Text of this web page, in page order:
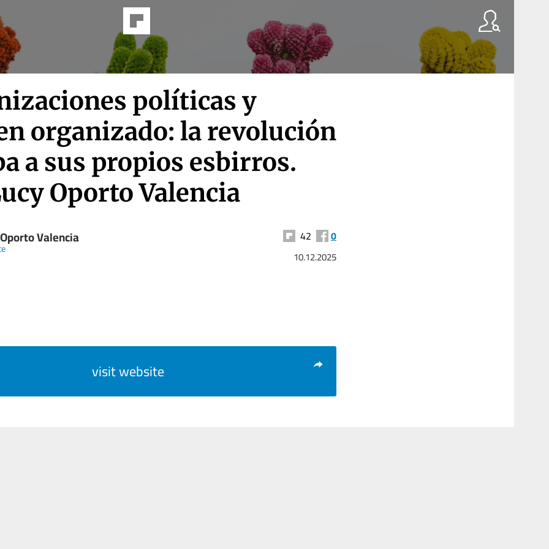
políticas y
organizado: la revolución
a sus propios esbirros.
Oporto Valencia
Valencia 42 0
10.12.2025
visit website